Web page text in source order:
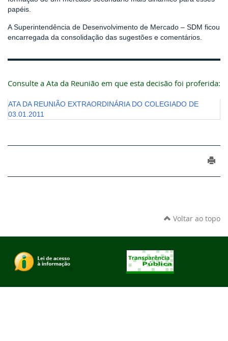
papéis.
A Superintendência de Desenvolvimento de Mercado – SDM ficou
encarregada da consolidação das sugestões e comentários.
Consulte a Ata da Reunião em que esta decisão foi proferida:
ATA DA REUNIÃO EXTRAORDINÁRIA DO COLEGIADO DE
03.01.2011
Voltar ao topo